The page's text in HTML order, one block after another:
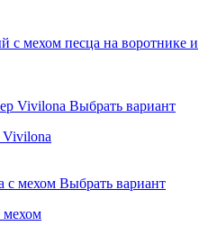
с мехом песца на воротнике и
Выбрать вариант
Vivilona
Выбрать вариант
мехом